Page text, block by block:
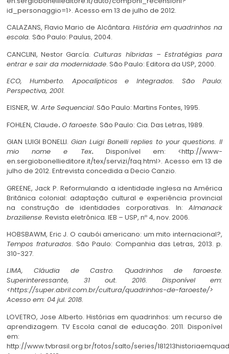
id_personaggio=1>. Acesso em 13 de julho de 2012.
CALAZANS, Flavio Mario de Alcântara.História em quadrinhos na
escola. São Paulo: Paulus, 2004.
CANCLINI, Nestor García.Culturas híbridas – Estratégias para
entrar e sair da modernidade. São Paulo: Editora da USP, 2000.
ECO, Humberto. Apocalípticos e Integrados.São Paulo:
Perspectiva, 2001.
EISNER, W. Arte Sequencial. São Paulo: Martins Fontes, 1995.
FOHLEN, Claude. O faroeste. São Paulo: Cia. Das Letras, 1989.
GIAN LUIGI BONELLI.Gian Luigi Bonelli replies to your questions.Il
mio nome e Tex. Disponível em: <http://www-
en.sergiobonellieditore.it/tex/servizi/faq.html>. Acesso em 13 de
julho de 2012. Entrevista concedida a Decio Canzio.
GREENE, Jack P. Reformulando a identidade inglesa na América
Britânica colonial: adaptação cultural e experiência provincial
na construção de identidades corporativas. In: Almanack
braziliense. Revista eletrônica. IEB – USP, nº 4, nov. 2006.
HOBSBAWM, Eric J. O caubói americano: um mito internacional?,
Tempos fraturados. São Paulo: Companhia das Letras, 2013. p.
310-327.
LIMA, Cláudia de Castro. Quadrinhos de faroeste.
Superinteressante, 31 out. 2016. Disponível em:
<https://super.abril.com.br/cultura/quadrinhos-de-faroeste/>
Acesso em: 04 jul. 2018.
LOVETRO, Jose Alberto. Histórias em quadrinhos: um recurso de
aprendizagem. TV Escola canal de educação. 2011. Disponível
em:
http://www.tvbrasil.org.br/fotos/salto/series/